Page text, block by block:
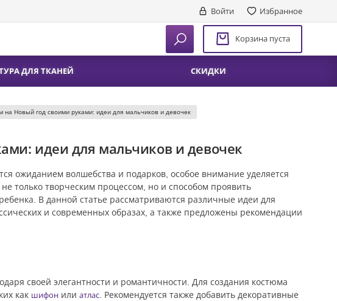
Войти Избранное
Корзина пуста
ДЛЯ ТКАНЕЙ СКИДКИ
на Новый год своими руками: идеи для мальчиков и девочек
идеи для мальчиков и девочек
ожиданием волшебства и подарков, особое внимание уделяется
только творческим процессом, но и способом проявить
В данной статье рассматриваются различные идеи для
и современных образах, а также предложены рекомендации
своей элегантности и романтичности. Для создания костюма
как шифон или атлас. Рекомендуется также добавить декоративные